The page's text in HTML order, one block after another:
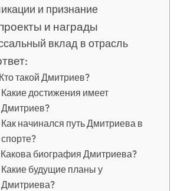
и признание
и награды
вклад в отрасль
Кто такой Дмитриев?
Какие достижения имеет
Дмитриев?
Как начинался путь Дмитриева в
спорте?
Какова биография Дмитриева?
Какие будущие планы у
Дмитриева?